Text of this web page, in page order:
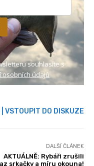
souhlasíte s
osobních údajů
| VSTOUPIT DO DISKUZE
DALŠÍ ČLÁNEK
AKTUÁLNĚ: Rybáři zrušili
srkačky a míru okouna!